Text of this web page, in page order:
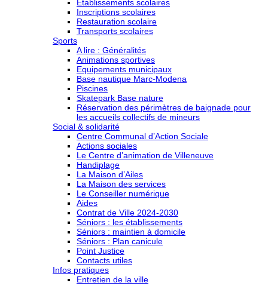
Etablissements scolaires
Inscriptions scolaires
Restauration scolaire
Transports scolaires
Sports
A lire : Généralités
Animations sportives
Equipements municipaux
Base nautique Marc-Modena
Piscines
Skatepark Base nature
Réservation des périmètres de baignade pour
les accueils collectifs de mineurs
Social & solidarité
Centre Communal d’Action Sociale
Actions sociales
Le Centre d’animation de Villeneuve
Handiplage
La Maison d’Ailes
La Maison des services
Le Conseiller numérique
Aides
Contrat de Ville 2024-2030
Séniors : les établissements
Séniors : maintien à domicile
Séniors : Plan canicule
Point Justice
Contacts utiles
Infos pratiques
Entretien de la ville